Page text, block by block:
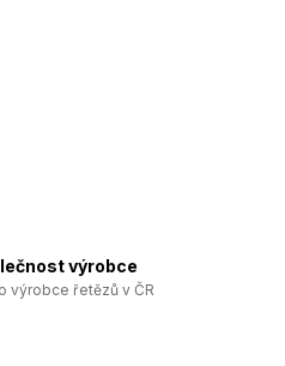
výrobce
výrobce řetězů v ČR